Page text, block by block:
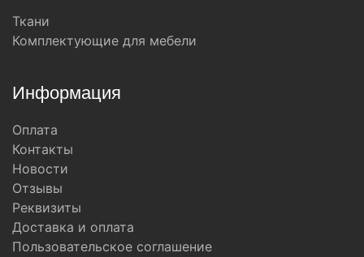
Ткани
Комплектующие для мебели
Информация
Оплата
Контакты
Новости
Отзывы
Реквизиты
Доставка и оплата
Пользовательское соглашение